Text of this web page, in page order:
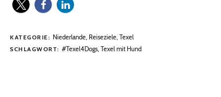
KATEGORIE: Niederlande, Reiseziele, Texel
SCHLAGWORT: #Texel4Dogs, Texel mit Hund